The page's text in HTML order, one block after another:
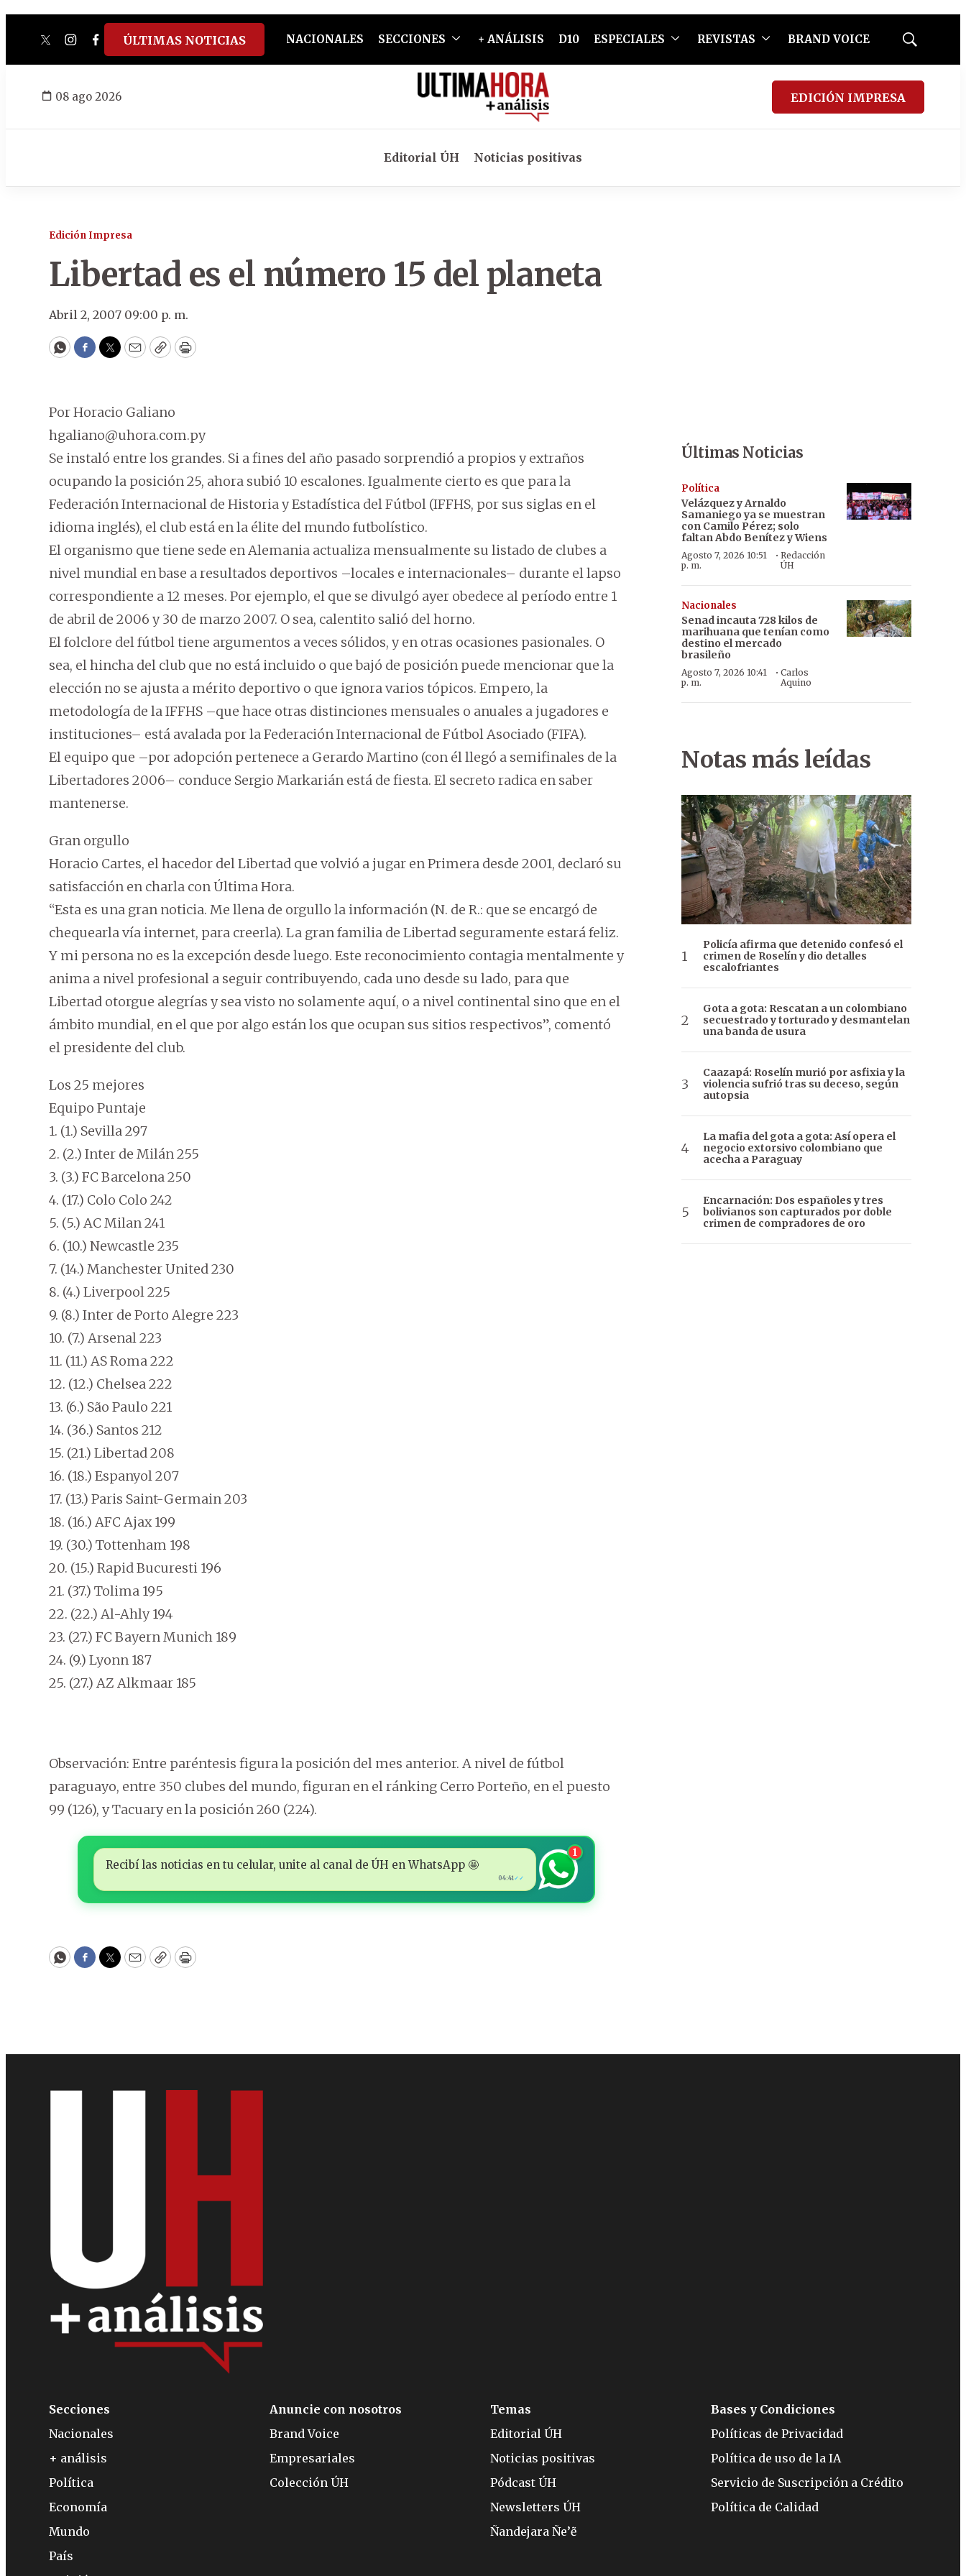
twitterinstagram
facebook
tiktokyoutube
spotify
ÚLTIMAS NOTICIAS NACIONALES SECCIONES + ANÁLISIS D10 ESPECIALES REVISTAS BRAND VOICE
Mostrar
08 ago 2026 EDICIÓN IMPRESA
Editorial ÚH Noticias positivas
Edición Impresa
Libertad es el número 15 del planeta
Abril 2, 2007 09:00 p. m.
WhatsApp
Facebook
Twitter
EmailCopyPrint
Por Horacio Galiano
hgaliano@uhora.com.py
Se instaló entre los grandes. Si a fines del año pasado sorprendió a propios y extraños
ocupando la posición 25, ahora subió 10 escalones. Igualmente cierto es que para la
Federación Internacional de Historia y Estadística del Fútbol (IFFHS, por sus siglas en el
idioma inglés), el club está en la élite del mundo futbolístico.
El organismo que tiene sede en Alemania actualiza mensualmente su listado de clubes a
nivel mundial en base a resultados deportivos –locales e internacionales– durante el lapso
correspondiente a 12 meses. Por ejemplo, el que se divulgó ayer obedece al período entre 1
de abril de 2006 y 30 de marzo 2007. O sea, calentito salió del horno.
El folclore del fútbol tiene argumentos a veces sólidos, y en otras ocasiones pasionales. O
sea, el hincha del club que no está incluido o que bajó de posición puede mencionar que la
elección no se ajusta a mérito deportivo o que ignora varios tópicos. Empero, la
metodología de la IFFHS –que hace otras distinciones mensuales o anuales a jugadores e
instituciones– está avalada por la Federación Internacional de Fútbol Asociado (FIFA).
El equipo que –por adopción pertenece a Gerardo Martino (con él llegó a semifinales de la
Libertadores 2006– conduce Sergio Markarián está de fiesta. El secreto radica en saber
mantenerse.
Gran orgullo
Horacio Cartes, el hacedor del Libertad que volvió a jugar en Primera desde 2001, declaró su
satisfacción en charla con Última Hora.
“Esta es una gran noticia. Me llena de orgullo la información (N. de R.: que se encargó de
chequearla vía internet, para creerla). La gran familia de Libertad seguramente estará feliz.
Y mi persona no es la excepción desde luego. Este reconocimiento contagia mentalmente y
anima a nivel profesional a seguir contribuyendo, cada uno desde su lado, para que
Libertad otorgue alegrías y sea visto no solamente aquí, o a nivel continental sino que en el
ámbito mundial, en el que por algo están los que ocupan sus sitios respectivos”, comentó
el presidente del club.
Los 25 mejores
Equipo Puntaje
1. (1.) Sevilla 297
2. (2.) Inter de Milán 255
3. (3.) FC Barcelona 250
4. (17.) Colo Colo 242
5. (5.) AC Milan 241
6. (10.) Newcastle 235
7. (14.) Manchester United 230
8. (4.) Liverpool 225
9. (8.) Inter de Porto Alegre 223
10. (7.) Arsenal 223
11. (11.) AS Roma 222
12. (12.) Chelsea 222
13. (6.) São Paulo 221
14. (36.) Santos 212
15. (21.) Libertad 208
16. (18.) Espanyol 207
17. (13.) Paris Saint-Germain 203
18. (16.) AFC Ajax 199
19. (30.) Tottenham 198
20. (15.) Rapid Bucuresti 196
21. (37.) Tolima 195
22. (22.) Al-Ahly 194
23. (27.) FC Bayern Munich 189
24. (9.) Lyonn 187
25. (27.) AZ Alkmaar 185
Observación: Entre paréntesis figura la posición del mes anterior. A nivel de fútbol
paraguayo, entre 350 clubes del mundo, figuran en el ránking Cerro Porteño, en el puesto
99 (126), y Tacuary en la posición 260 (224).
Recibí las noticias en tu celular, unite al canal de ÚH en WhatsApp 🤩
04:41✓✓
1
WhatsApp
Facebook
Twitter
EmailCopyPrint
Últimas Noticias
Política
Velázquez y Arnaldo
Samaniego ya se muestran
con Camilo Pérez; solo
faltan Abdo Benítez y Wiens
Agosto 7, 2026 10:51
p. m.
·Redacción
ÚH
Nacionales
Senad incauta 728 kilos de
marihuana que tenían como
destino el mercado
brasileño
Agosto 7, 2026 10:41
p. m.
· Carlos
Aquino
Notas más leídas
Policía afirma que detenido confesó el
crimen de Roselín y dio detalles
escalofriantes
Gota a gota: Rescatan a un colombiano
secuestrado y torturado y desmantelan
una banda de usura
Caazapá: Roselín murió por asfixia y la
violencia sufrió tras su deceso, según
autopsia
La mafia del gota a gota: Así opera el
negocio extorsivo colombiano que
acecha a Paraguay
Encarnación: Dos españoles y tres
bolivianos son capturados por doble
crimen de compradores de oro
Secciones
Nacionales
+ análisis
Política
Economía
Mundo
País
Anuncie con nosotros
Brand Voice
Empresariales
Colección ÚH
Temas
Editorial ÚH
Noticias positivas
Pódcast ÚH
Newsletters ÚH
Ñandejara Ñe’ẽ
Bases y Condiciones
Políticas de Privacidad
Política de uso de la IA
Servicio de Suscripción a Crédito
Política de Calidad